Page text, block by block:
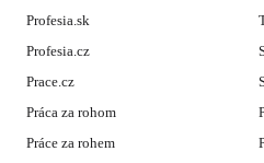
Profesia.sk
Profesia.cz
Prace.cz
Práca za rohom
Práce za rohem